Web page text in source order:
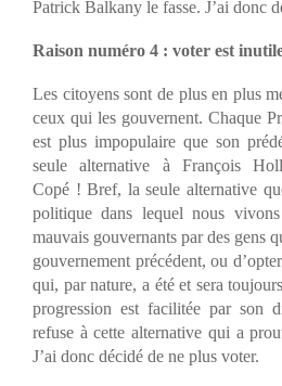
Patrick Balkany le fasse. J’ai donc
Raison numéro 4 : voter est
Les citoyens sont de plus en plus
ceux qui les gouvernent. Chaque
est plus impopulaire que son
seule alternative à François
Copé ! Bref, la seule alternative
politique dans lequel nous
mauvais gouvernants par des gens
gouvernement précédent, ou
qui, par nature, a été et sera
progression est facilitée par son
refuse à cette alternative qui a
J’ai donc décidé de ne plus voter.